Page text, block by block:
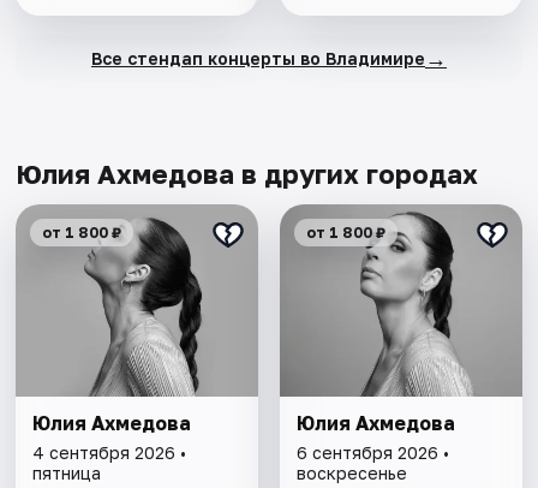
Все стендап концерты во Владимире →
Юлия Ахмедова в других городах
от 1 800 ₽
Юлия Ахмедова
4 сентября 2026 •
пятница
от 1 800 ₽
Юлия Ахмедова
6 сентября 2026 •
воскресенье